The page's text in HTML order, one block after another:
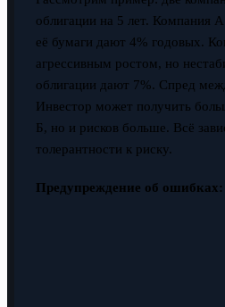
облигации на 5 лет. Компания
её бумаги дают 4% годовых.
агрессивным ростом, но
облигации дают 7%. Спред
Инвестор может получить
Б, но и рисков больше. Всё
толерантности к риску.
Предупреждение об ошибках: